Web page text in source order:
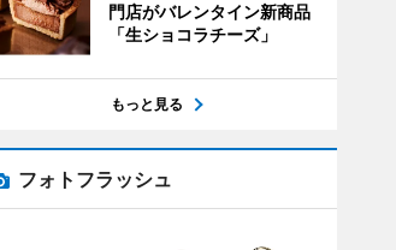
門店がバレンタイン新商品
「生ショコラチーズ」
もっと見る
フォトフラッシュ